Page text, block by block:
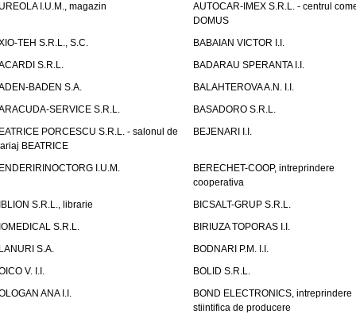
I.U.M., magazin
AUTOCAR-IMEX S.R.L. - centrul
DOMUS
TEH S.R.L., S.C.
BABAIAN VICTOR I.I.
S.R.L.
BADARAU SPERANTA I.I.
BADEN S.A.
BALAHTEROVA A.N. I.I.
SERVICE S.R.L.
BASADORO S.R.L.
PORCESCU S.R.L. - salonul de
BEATRICE
BEJENARI I.I.
I.U.M.
BERECHET-COOP, intreprindere
cooperativa
S.R.L., librarie
BICSALT-GRUP S.R.L.
S.R.L.
BIRIUZA TOPORAS I.I.
S.A.
BODNARI P.M. I.I.
V. I.I.
BOLID S.R.L.
ANA I.I.
BOND ELECTRONICS, intreprindere
stiintifica de producere